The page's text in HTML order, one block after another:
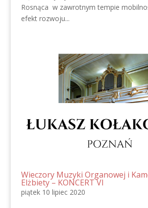
Rosnąca w zawrotnym tempie
efekt rozwoju...
Wieczory Muzyki Organowej i
Elżbiety – KONCERT VI
piątek 10 lipiec 2020